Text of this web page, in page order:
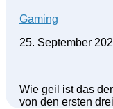
Gaming
25. September
Wie geil ist das
von den ersten